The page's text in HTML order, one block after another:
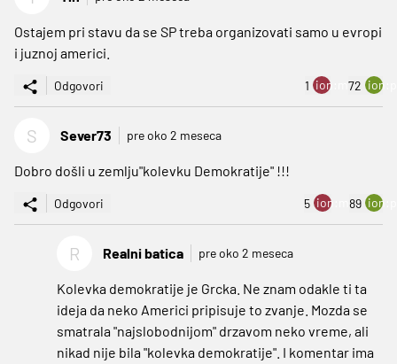
Ostajem pri stavu da se SP treba organizovati samo u evropi
i juznoj americi.
Odgovori 1 ion:minus
72
S Sever73 pre oko 2 meseca
Dobro došli u zemlju"kolevku Demokratije" !!!
Odgovori 5 ion:minus
89
R Realni batica pre oko 2 meseca
Kolevka demokratije je Grcka. Ne znam odakle ti ta
ideja da neko Americi pripisuje to zvanje. Mozda se
smatrala "najslobodnijom" drzavom neko vreme, ali
nikad nije bila "kolevka demokratije". I komentar ima